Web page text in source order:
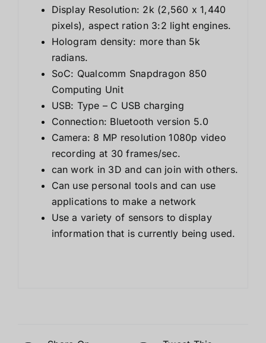
Display Resolution: 2k (2,560 x 1,440
pixels), aspect ration 3:2 light engines.
Hologram density: more than 5k
radians.
SoC: Qualcomm Snapdragon 850
Computing Unit
USB: Type – C USB charging
Connection: Bluetooth version 5.0
Camera: 8 MP resolution 1080p video
recording at 30 frames/sec.
can work in 3D and can join with others.
Can use personal tools and can use
applications to make a network
Use a variety of sensors to display
information that is currently being used.